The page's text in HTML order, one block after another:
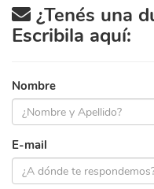
¿Tenés una
Escribila aquí:
Nombre
E-mail